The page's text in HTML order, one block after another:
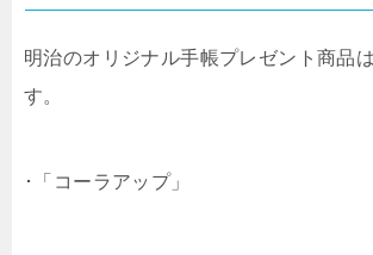
明治のオリジナル手帳プレゼント商品
す。
･「コーラアップ」